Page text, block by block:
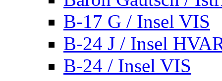
B-17 G / Insel VIS
B-24 J / Insel
B-24 / Insel VIS